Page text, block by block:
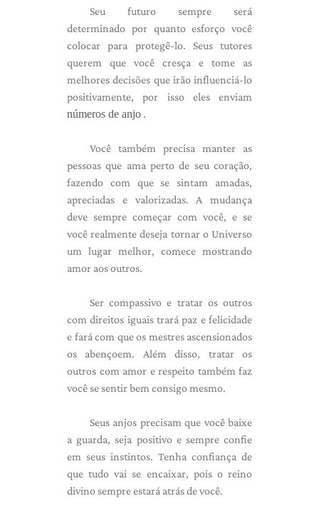
Seu futuro sempre será
determinado por quanto esforço você
colocar para protegê-lo. Seus tutores
querem que você cresça e tome as
melhores decisões que irão influenciá-lo
positivamente, por isso eles enviam
números de anjo .
Você também precisa manter as
pessoas que ama perto de seu coração,
fazendo com que se sintam amadas,
apreciadas e valorizadas. A mudança
deve sempre começar com você, e se
você realmente deseja tornar o Universo
um lugar melhor, comece mostrando
amor aos outros.
Ser compassivo e tratar os outros
com direitos iguais trará paz e felicidade
e fará com que os mestres ascensionados
os abençoem. Além disso, tratar os
outros com amor e respeito também faz
você se sentir bem consigo mesmo.
Seus anjos precisam que você baixe
a guarda, seja positivo e sempre confie
em seus instintos. Tenha confiança de
que tudo vai se encaixar, pois o reino
divino sempre estará atrás de você.